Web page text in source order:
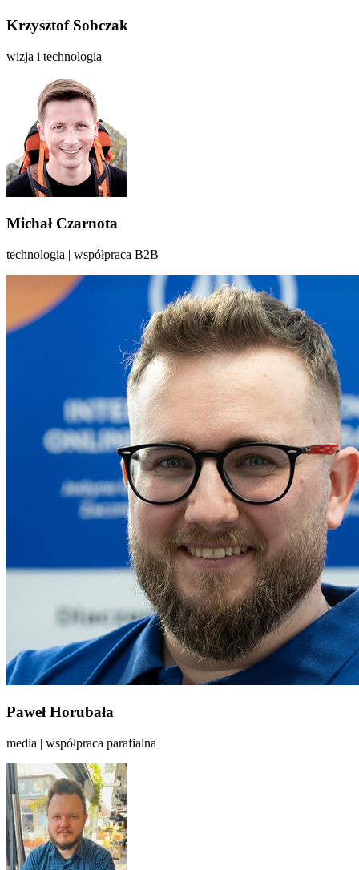
Krzysztof Sobczak
wizja i technologia
Michał Czarnota
technologia | współpraca B2B
Paweł Horubała
media | współpraca parafialna